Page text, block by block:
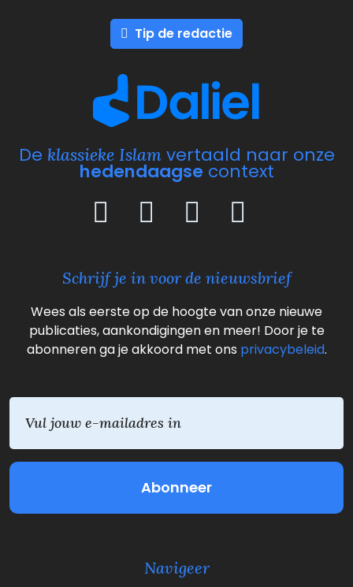
Tip de redactie
De klassieke Islamvertaald naar onze
hedendaagse context
Schrijf je in voor de nieuwsbrief
Wees als eerste op de hoogte van onze nieuwe
publicaties, aankondigingen en meer! Door je te
abonneren ga je akkoord met ons privacybeleid.
m
i
l
V
i
Navigeer